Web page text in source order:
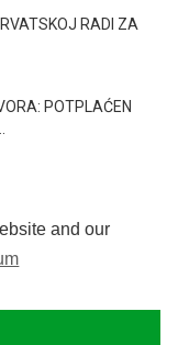
and our
RADI ZA
POTPLAĆEN